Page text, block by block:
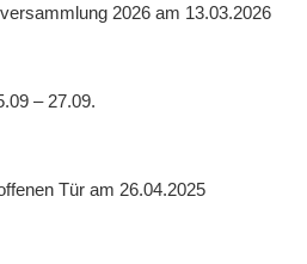
2026 am 13.03.2026
– 27.09.
Tür am 26.04.2025